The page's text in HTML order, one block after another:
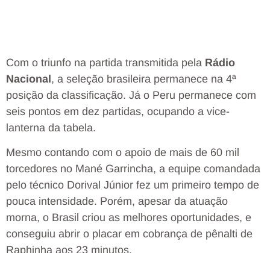
Com o triunfo na partida transmitida pela Rádio
Nacional, a seleção brasileira permanece na 4ª
posição da classificação. Já o Peru permanece com
seis pontos em dez partidas, ocupando a vice-
lanterna da tabela.
Mesmo contando com o apoio de mais de 60 mil
torcedores no Mané Garrincha, a equipe comandada
pelo técnico Dorival Júnior fez um primeiro tempo de
pouca intensidade. Porém, apesar da atuação
morna, o Brasil criou as melhores oportunidades, e
conseguiu abrir o placar em cobrança de pênalti de
Raphinha aos 23 minutos.